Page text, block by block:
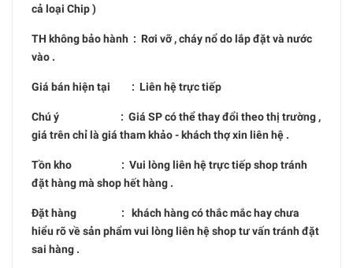
cả loại Chip )
TH không bảo hành : Rơi vỡ , cháy nổ do lắp đặt và nước
vào .
Giá bán hiện tại : Liên hệ trực tiếp
Chú ý : Giá SP có thể thay đổi theo thị trường ,
giá trên chỉ là giá tham khảo - khách thợ xin liên hệ .
Tồn kho : Vui lòng liên hệ trực tiếp shop tránh
đặt hàng mà shop hết hàng .
Đặt hàng : khách hàng có thắc mắc hay chưa
hiểu rõ về sản phẩm vui lòng liên hệ shop tư vấn tránh đặt
sai hàng .